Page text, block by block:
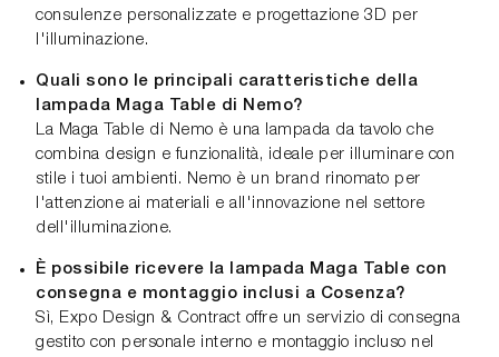
consulenze personalizzate e progettazione 3D per
l'illuminazione.
Quali sono le principali caratteristiche della
lampada Maga Table di Nemo?
La Maga Table di Nemo è una lampada da tavolo che
combina design e funzionalità, ideale per illuminare con
stile i tuoi ambienti. Nemo è un brand rinomato per
l'attenzione ai materiali e all'innovazione nel settore
dell'illuminazione.
È possibile ricevere la lampada Maga Table con
consegna e montaggio inclusi a Cosenza?
Sì, Expo Design & Contract offre un servizio di consegna
gestito con personale interno e montaggio incluso nel